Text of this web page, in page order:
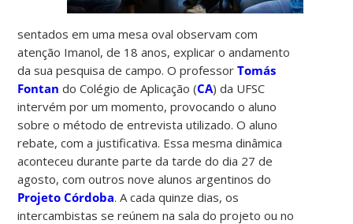
sentados em uma mesa oval observam com
atenção Imanol, de 18 anos, explicar o andamento
da sua pesquisa de campo. O professorTomás
Fontan do Colégio de Aplicação (CA) da UFSC
intervém por um momento, provocando o aluno
sobre o método de entrevista utilizado. O aluno
rebate, com a justificativa. Essa mesma dinâmica
aconteceu durante parte da tarde do dia 27 de
agosto, com outros nove alunos argentinos do
Projeto Córdoba. A cada quinze dias, os
intercambistas se reúnem na sala do projeto ou no